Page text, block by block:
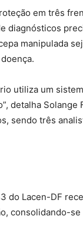
em três
diagnósticos
manipulada
utiliza um
detalha
sendo três
do Lacen-DF
consolidando-